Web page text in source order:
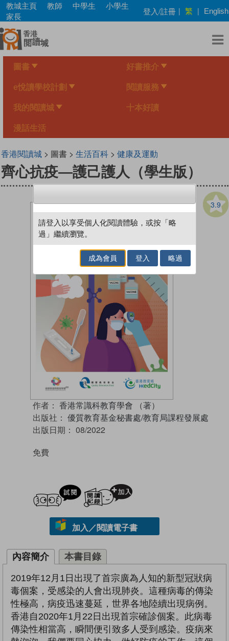
Skip
main
content
教城主頁 教師 中學生
小學生
家長
登入/註冊 | 繁 | English
圖書 好書推介
e悅讀學校計劃 閱讀服務
我的閱讀城 十本好讀
漫話生活
香港閱讀城> 圖書 > 生活百科> 健康及運動
齊心抗疫—護己護人（學生版）
3.9
作者： 香港常識科教育學會 （著）
出版社： 優質教育基金秘書處/教育局課程發展處
出版日期： 08/2022
免費
試閲
加入／閱讀電子書
內容簡介 本書目錄
2019年12月1日出現了首宗廣為人知的新型冠狀病
毒個案，受感染的人會出現肺炎。這種病毒的傳染
性極高，病疫迅速蔓延，世界各地陸續出現病例。
香港自2020年1月22日出現首宗確診個案。此病毒
傳染性相當高，瞬間便引致多人受到感染。疫病來
請登入以享受個人化閱讀體驗，或按「略
過」繼續瀏覽。
成為會員 登入 略過